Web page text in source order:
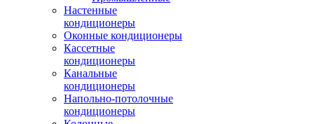
Настенные
кондиционеры
Оконные кондиционеры
Кассетные
кондиционеры
Канальные
кондиционеры
Напольно-потолочные
кондиционеры